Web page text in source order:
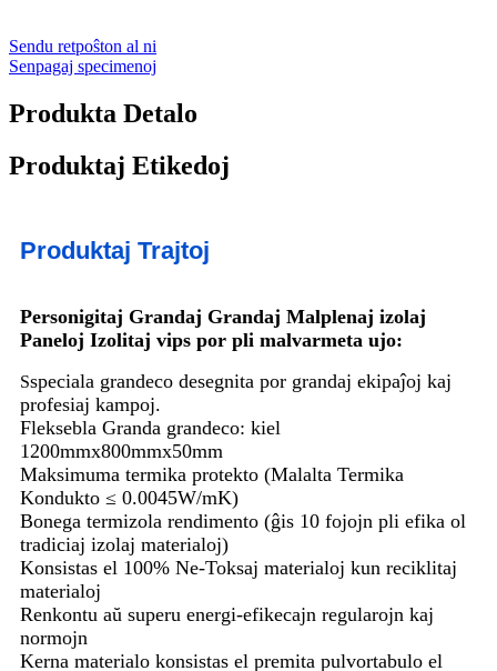
Sendu retpoŝton al ni
Senpagaj specimenoj
Produkta Detalo
Produktaj Etikedoj
Produktaj Trajtoj
Personigitaj Grandaj Grandaj Malplenaj izolaj
Paneloj Izolitaj vips por pli malvarmeta ujo:
Sspeciala grandeco desegnita por grandaj ekipaĵoj kaj
profesiaj kampoj.
Fleksebla Granda grandeco: kiel
1200mmx800mmx50mm
Maksimuma termika protekto (Malalta Termika
Kondukto ≤ 0.0045W/mK)
Bonega termizola rendimento (ĝis 10 fojojn pli efika ol
tradiciaj izolaj materialoj)
Konsistas el 100% Ne-Toksaj materialoj kun reciklitaj
materialoj
Renkontu aŭ superu energi-efikecajn regularojn kaj
normojn
Kerna materialo konsistas el premita pulvortabulo el